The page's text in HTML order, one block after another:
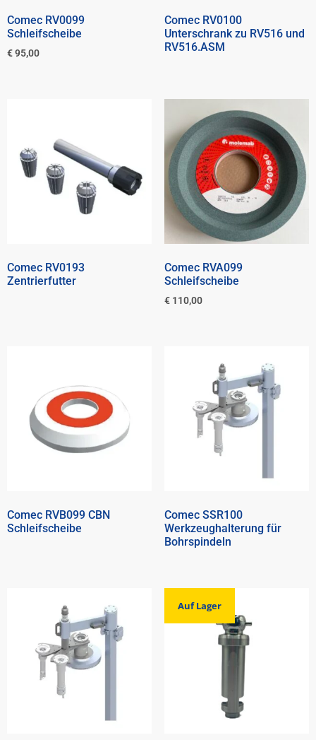
Comec RV0099
Schleifscheibe
€95,00
Comec RV0100
Unterschrank zu RV516 und
RV516.ASM
Comec RV0193
Zentrierfutter
Comec RVA099
Schleifscheibe
€110,00
Comec RVB099 CBN
Schleifscheibe
Comec SSR100
Werkzeughalterung für
Bohrspindeln
Auf Lager